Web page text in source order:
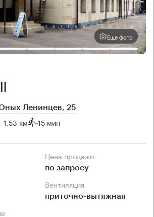
Еще фото
Ленинцев, 25
1.53 км ~15 мин
Цена продажи
по запросу
Вентиляция
приточно-вытяжная